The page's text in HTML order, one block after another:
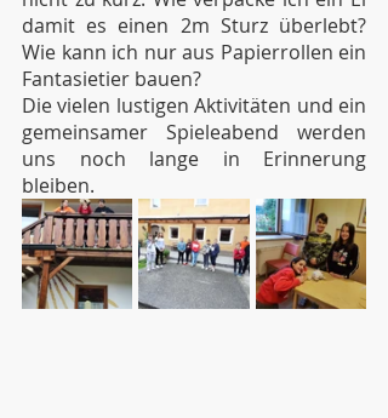
damit es einen 2m Sturz überlebt?
Wie kann ich nur aus Papierrollen ein
Fantasietier bauen?
Die vielen lustigen Aktivitäten und ein
gemeinsamer Spieleabend werden
uns noch lange in Erinnerung
bleiben.